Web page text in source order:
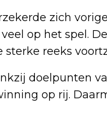
zich
op het spel.
reeks
doelpunten
op rij.